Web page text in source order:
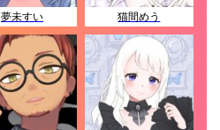
夢未すい 猫間めう